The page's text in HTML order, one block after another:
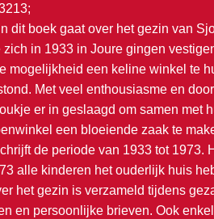
dit boek gaat over het gezin van
zich in 1933 in Joure gingen
mogelijkheid een keline winkel te
Met veel enthousiasme en
er in geslaagd om samen met
een bloeiende zaak te
de periode van 1933 tot 1973.
alle kinderen het ouderlijk huis
het gezin is verzameld tijdens
en persoonlijke brieven. Ook